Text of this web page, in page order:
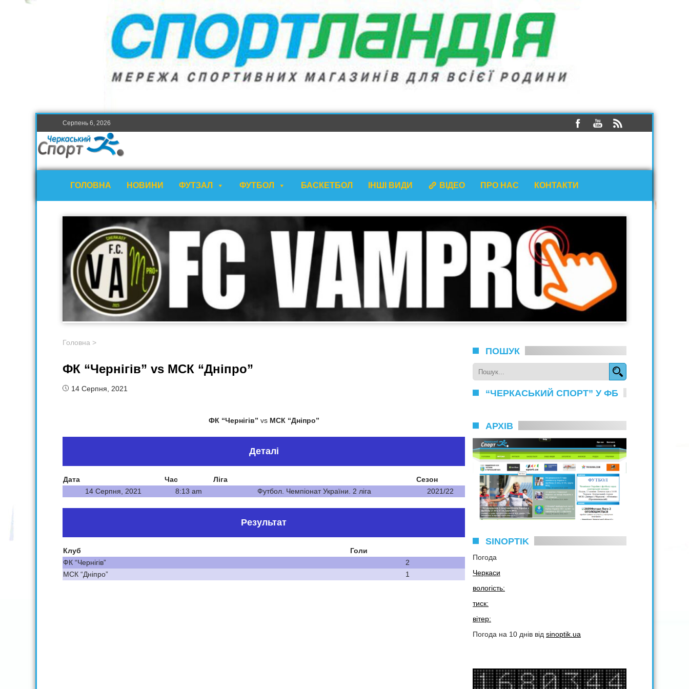
Серпень 6, 2026
ГОЛОВНА НОВИНИ ФУТЗАЛ ФУТБОЛ БАСКЕТБОЛ ІНШІ ВИДИ ВІДЕО ПРО НАС КОНТАКТИ
Головна >
ФК “Чернігів” vs МСК “Дніпро”
14 Серпня, 2021
ФК “Чернігів” vs МСК “Дніпро”
Деталі
Дата Час Ліга
Сезон
14 Серпня, 2021
8:13 am Футбол. Чемпіонат України. 2 ліга 2021/22
Результат
Клуб
Голи
ФК “Чернігів”
2
МСК “Дніпро”
1
ПОШУК
“ЧЕРКАСЬКИЙ СПОРТ” У ФБ
АРХІВ
SINOPTIK
Погода
Черкаси
вологість:
тиск:
вітер:
Погода на 10 днів від sinoptik.ua